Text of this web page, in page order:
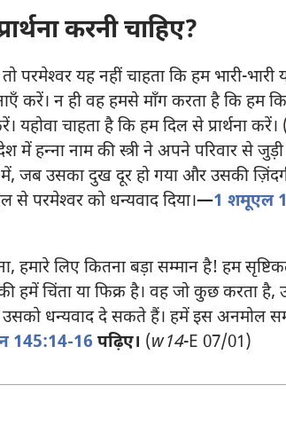
करनी चाहिए?
परमेश्‍वर यह नहीं चाहता कि हम भारी-
करें। न ही वह हमसे माँग करता है कि
यहोवा चाहता है कि हम दिल से प्रार्थना करें।
में हन्‍ना नाम की स्त्री ने अपने परिवार से
में, जब उसका दुख दूर हो गया और उसकी
से परमेश्‍वर को धन्यवाद दिया।—1 शमूएल
हमारे लिए कितना बड़ा सम्मान है! हम
हमें चिंता या फिक्र है। वह जो कुछ करता
धन्यवाद दे सकते हैं। हमें इस अनमोल
145:14-16 पढ़िए। (w14-E 07/01)